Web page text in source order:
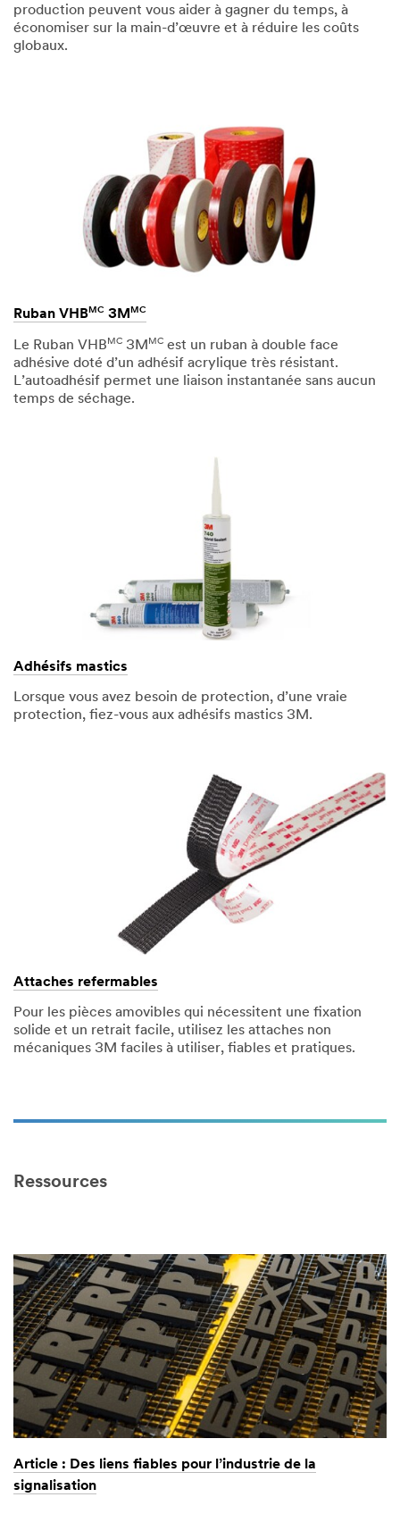
production peuvent vous aider à gagner du temps, à
économiser sur la main-d’œuvre et à réduire les coûts
globaux.
Ruban VHBMC 3M MC
Le Ruban VHB MC 3M MC est un ruban à double face
adhésive doté d’un adhésif acrylique très résistant.
L’autoadhésif permet une liaison instantanée sans aucun
temps de séchage.
Adhésifs mastics
Lorsque vous avez besoin de protection, d’une vraie
protection, fiez-vous aux adhésifs mastics 3M.
Attaches refermables
Pour les pièces amovibles qui nécessitent une fixation
solide et un retrait facile, utilisez les attaches non
mécaniques 3M faciles à utiliser, fiables et pratiques.
Ressources
Article : Des liens fiables pour l’industrie de la
signalisation